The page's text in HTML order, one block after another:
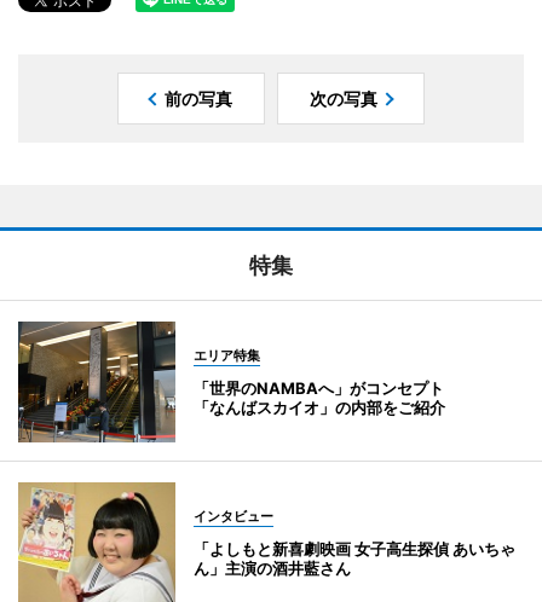
前の写真 次の写真
特集
エリア特集
「世界のNAMBAへ」がコンセプト
「なんばスカイオ」の内部をご紹介
インタビュー
「よしもと新喜劇映画 女子高生探偵 あいちゃ
ん」主演の酒井藍さん